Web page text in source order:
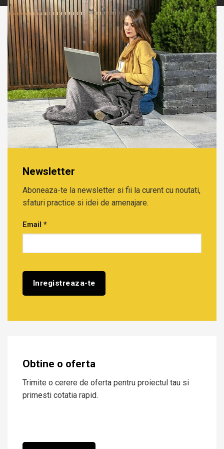
Newsletter
Aboneaza-te la newsletter si fii la curent cu noutati,
sfaturi practice si idei de amenajare.
Email *
Obtine o oferta
Trimite o cerere de oferta pentru proiectul tau si
primesti cotatia rapid.